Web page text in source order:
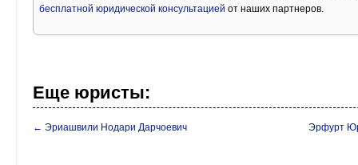
бесплатной юридической консультацией от наших партнеров.
Еще юристы:
← Эриашвили Нодари Дарчоевич Эрфурт